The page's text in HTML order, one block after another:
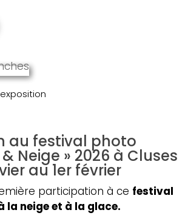
au festival photo
Neige » 2026 à Cluses
au 1er février
participation à ce festival
la neige et à la glace.